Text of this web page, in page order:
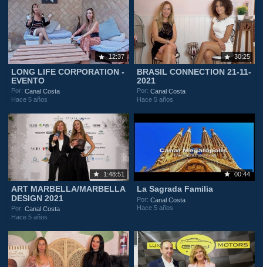
12:37
LONG LIFE CORPORATION -
EVENTO
Por:Canal Costa
Hace 5 años
30:25
BRASIL CONNECTION 21-11-
2021
Por:Canal Costa
Hace 5 años
1:48:51
ART MARBELLA/MARBELLA
DESIGN 2021
Por:Canal Costa
Hace 5 años
00:44
La Sagrada Familia
Por:Canal Costa
Hace 5 años